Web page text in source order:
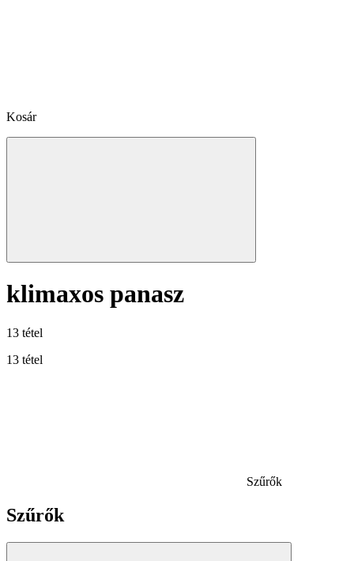
Kosár
klimaxos panasz
13 tétel
13 tétel
Szűrők
Szűrők